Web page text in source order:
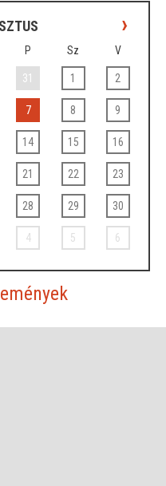
›
P Sz V
31 1 2
7 8 9
14 15 16
21 22 23
28 29 30
4 5 6